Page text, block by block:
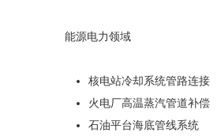
能源电力领域
核电站冷却系统管路连接
火电厂高温蒸汽管道补偿
石油平台海底管线系统